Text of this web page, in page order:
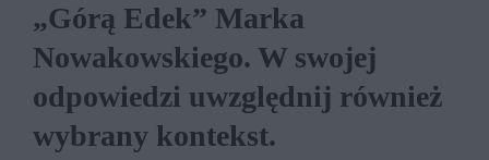
„Górą Edek” Marka
Nowakowskiego. W swojej
odpowiedzi uwzględnij również
wybrany kontekst.